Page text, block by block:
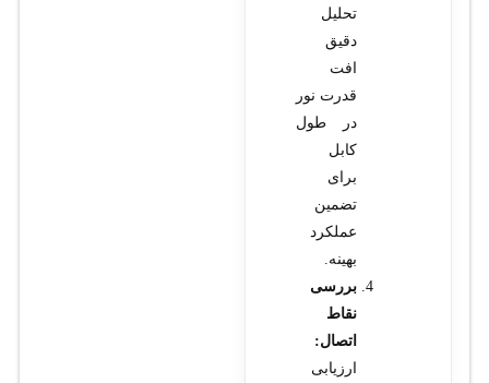
تحلیل
دقیق
افت
قدرت نور
در طول
کابل
برای
تضمین
عملکرد
بهینه.
بررسی
نقاط
اتصال:
ارزیابی